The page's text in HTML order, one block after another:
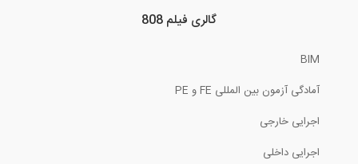
114:17
آموزش مبحث دوازدهم مقررات ملی ساختمان،...
گالری فیلم 808
BIM
آمادگی آزمون بین المللی FE و PE
اجرایی خارجی
اجرایی داخلی